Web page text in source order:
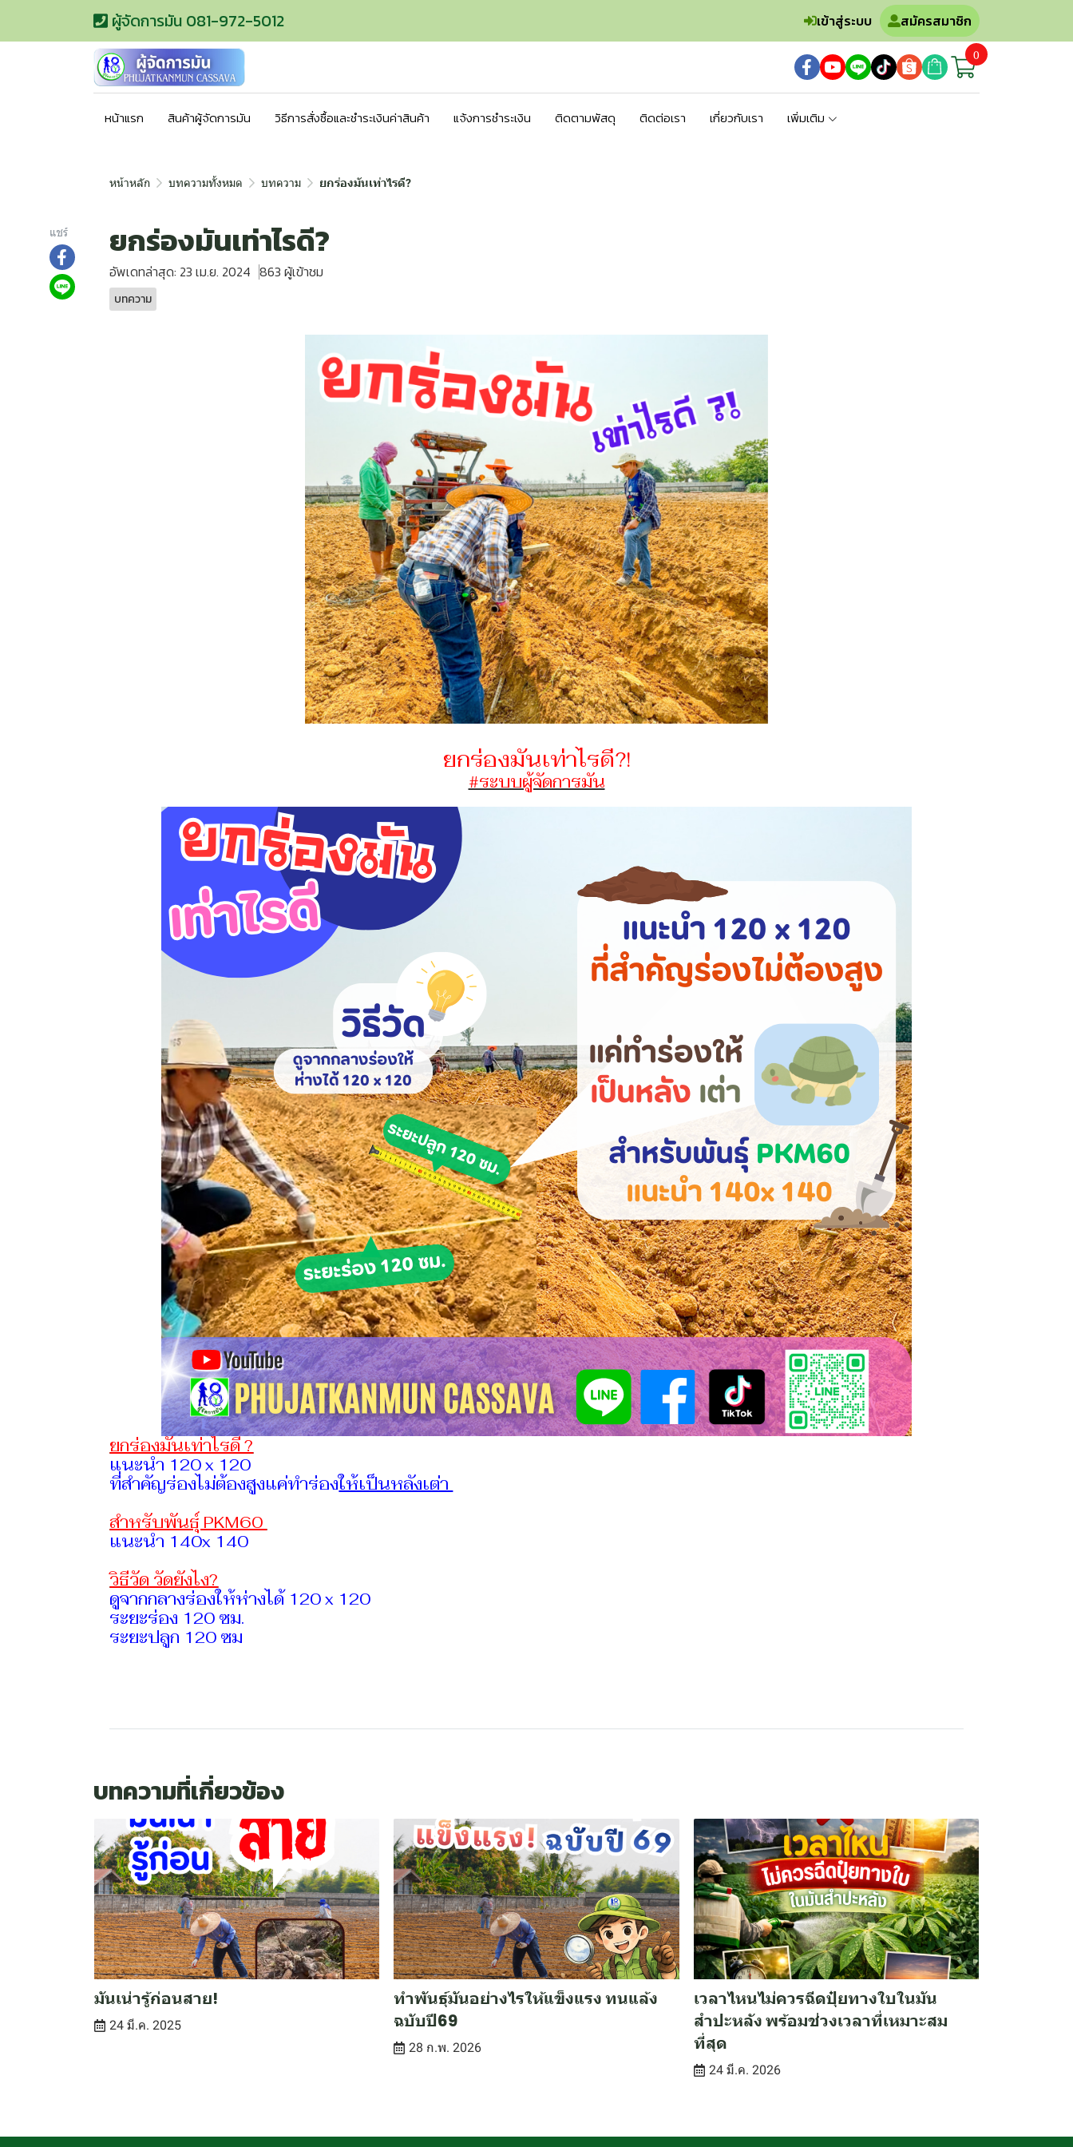
ผู้จัดการมัน 081-972-5012 เข้าสู่ระบบ สมัครสมาชิก
0
หน้าแรก สินค้าผู้จัดการมัน วิธีการสั่งซื้อและชำระเงินค่าสินค้า แจ้งการชำระเงิน ติดตามพัสดุ ติดต่อเรา เกี่ยวกับเรา เพิ่มเติม
หน้าหลัก บทความทั้งหมด บทความ ยกร่องมันเท่าไรดี?
แชร์ ยกร่องมันเท่าไรดี?
อัพเดทล่าสุด: 23 เม.ย. 2024 863 ผู้เข้าชม
บทความ
ยกร่องมันเท่าไรดี?!
#ระบบผู้จัดการมัน
ยกร่องมันเท่าไรดี ?
แนะนำ 120 x 120
ที่สำคัญร่องไม่ต้องสูงแค่ทำร่องให้เป็นหลังเต่า
สำหรับพันธุ์ PKM60
แนะนำ 140x 140
วิธีวัด วัดยังไง?
ดูจากกลางร่องให้ห่างได้ 120 x 120
ระยะร่อง 120 ซม.
ระยะปลูก 120 ซม
บทความที่เกี่ยวข้อง
มันเน่ารู้ก่อนสาย!
24 มี.ค. 2025
ทำพันธุ์มันอย่างไรให้แข็งแรง ทนแล้ง
ฉบับปี69
28 ก.พ. 2026
เวลาไหนไม่ควรฉีดปุ๋ยทางใบในมัน
สำปะหลัง พร้อมช่วงเวลาที่เหมาะสม
ที่สุด
24 มี.ค. 2026